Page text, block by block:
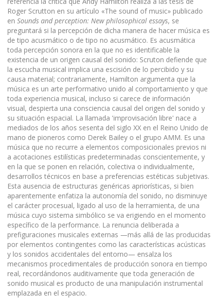
Roger Scrutton en su artículo «The sound of music» publicado
en Sounds and perception: New philosophical essays, se
preguntará si la percepción de dicha manera de hacer música es
de tipo acusmático o de tipo no acusmático. Es acusmática
toda percepción sonora en la que no es identificable la
existencia de un origen causal del sonido: Scruton defiende que
la escucha musical implica una escisión de lo percibido y su
causa material; contrariamente, Hamilton argumenta que la
música es un arte performativo unido al comportamiento y que
toda experiencia musical, incluso si carece de información
visual, despierta una consciencia causal del origen del sonido y
su situación espacial. La llamada 'improvisación libre' nace a
mediados de los años sesenta del siglo XX en el Reino Unido de
mano de pioneros como Derek Bailey o el grupo AMM. Es una
música que no recurre a elementos composicionales previos ni
a acotaciones estilísticas predeterminadas conscientemente, y
en la que se ponen en relación, colectiva o individualmente,
desarrollos técnicos en base a preferencias estéticas subjetivas.
Esta ausencia de estructuras genéricas apriorísticas, si bien
aparentemente enfatiza la autono­mía del sonido, no disminuye
el carácter procesual, ligado al uso de la herramienta, de una
música cuyo sistema simbólico se va erigiendo en el momento
específico de la performance. La renuncia deliberada a
prefiguraciones musicales externas —más allá de las producidas
por elementos contingentes como las características acústicas
y los sonidos accidentales del entorno— ensalza los
mecanismos procedimentales de producción sonora en tiempo
real, recordándonos auditivamente que toda generación de
sonido musical es producto de una manipulación instrumental
emplazada en el espacio.